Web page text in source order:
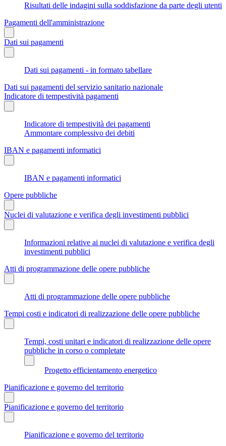
Risultati delle indagini sulla soddisfazione da parte degli utenti
Pagamenti dell'amministrazione
Dati sui pagamenti
Dati sui pagamenti - in formato tabellare
Dati sui pagamenti del servizio sanitario nazionale
Indicatore di tempestività pagamenti
Indicatore di tempestività dei pagamenti
Ammontare complessivo dei debiti
IBAN e pagamenti informatici
IBAN e pagamenti informatici
Opere pubbliche
Nuclei di valutazione e verifica degli investimenti pubblici
Informazioni relative ai nuclei di valutazione e verifica degli
investimenti pubblici
Atti di programmazione delle opere pubbliche
Atti di programmazione delle opere pubbliche
Tempi costi e indicatori di realizzazione delle opere pubbliche
Tempi, costi unitari e indicatori di realizzazione delle opere
pubbliche in corso o completate
Progetto efficientamento energetico
Pianificazione e governo del territorio
Pianificazione e governo del territorio
Pianificazione e governo del territorio